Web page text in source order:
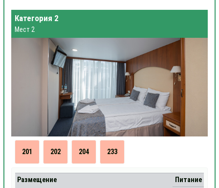
Категория 2
Мест 2
201 202 204 233
Размещение
Питание